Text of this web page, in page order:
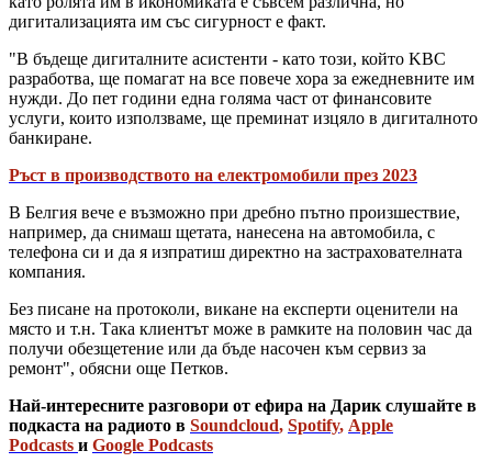
дигитализацията им със сигурност е факт.
"В бъдеще дигиталните асистенти - като този, който KBC
разработва, ще помагат на все повече хора за ежедневните им
нужди. До пет години една голяма част от финансовите
услуги, които използваме, ще преминат изцяло в дигиталното
банкиране.
Ръст в производството на електромобили през 2023
В Белгия вече е възможно при дребно пътно произшествие,
например, да снимаш щетата, нанесена на автомобила, с
телефона си и да я изпратиш директно на застрахователната
компания.
Без писане на протоколи, викане на експерти оценители на
място и т.н. Така клиентът може в рамките на половин час да
получи обезщетение или да бъде насочен към сервиз за
ремонт", обясни още Петков.
Най-интересните разговори от ефира на Дарик слушайте в
подкаста на радиото в Soundcloud, Spotify, Apple
Podcasts и Google Podcasts